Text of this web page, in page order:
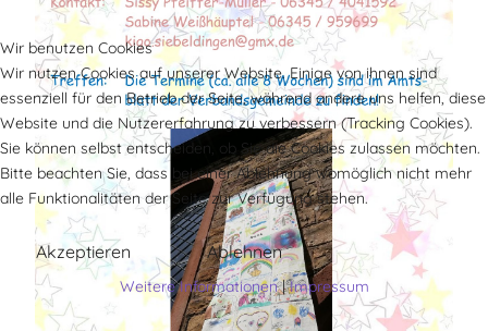
Wir benutzen Cookies
Wir nutzen Cookies auf unserer Website. Einige von ihnen sind
essenziell für den Betrieb der Seite, während andere uns helfen, diese
Website und die Nutzererfahrung zu verbessern (Tracking Cookies).
Sie können selbst entscheiden, ob Sie die Cookies zulassen möchten.
Bitte beachten Sie, dass bei einer Ablehnung womöglich nicht mehr
alle Funktionalitäten der Seite zur Verfügung stehen.
Akzeptieren Ablehnen
Weitere Informationen|Impressum